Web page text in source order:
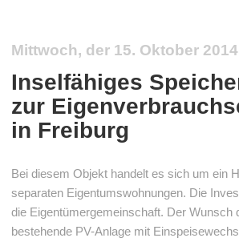
Mittwoch, der 15. Oktober 2014
Inselfähiges
zur
in Freiburg
Bei diesem Objekt handelt es sich um ein
separaten Eigentumswohnungen. Die
die Eigentümergemeinschaft. Der Wunsch
bestehende PV-Anlage mit